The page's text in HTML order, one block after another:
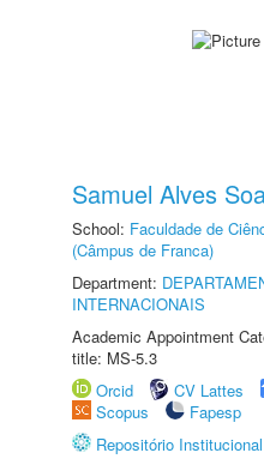
Samuel Alves
School: Faculdade de
(Câmpus de Franca)
Department:
INTERNACIONAIS
Academic Appointment
title: MS-5.3
Orcid
CV Lattes
Scopus
Fapesp
Repositório